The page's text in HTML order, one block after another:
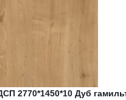
2770*1450*10 Дуб